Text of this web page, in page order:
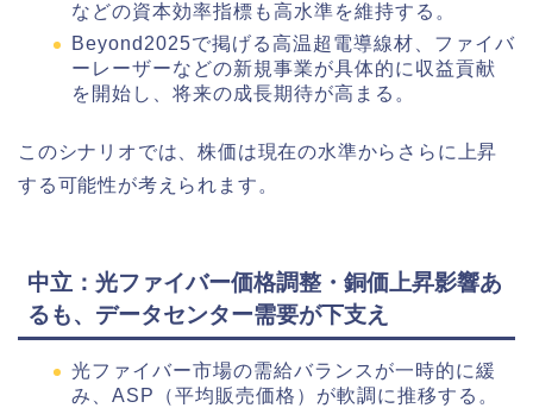
などの資本効率指標も高水準を維持する。
Beyond2025で掲げる高温超電導線材、ファイバ
ーレーザーなどの新規事業が具体的に収益貢献
を開始し、将来の成長期待が高まる。
このシナリオでは、株価は現在の水準からさらに上昇
する可能性が考えられます。
中立：光ファイバー価格調整・銅価上昇影響あ
るも、データセンター需要が下支え
光ファイバー市場の需給バランスが一時的に緩
み、ASP（平均販売価格）が軟調に推移する。